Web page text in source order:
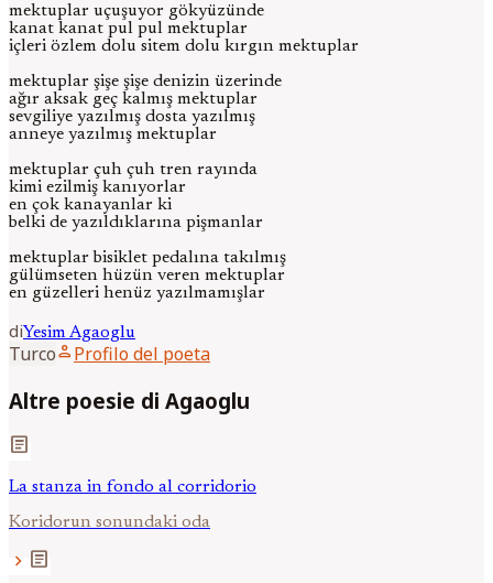
mektuplar uçuşuyor gökyüzünde
kanat kanat pul pul mektuplar
içleri özlem dolu sitem dolu kırgın mektuplar
mektuplar şişe şişe denizin üzerinde
ağır aksak geç kalmış mektuplar
sevgiliye yazılmış dosta yazılmış
anneye yazılmış mektuplar
mektuplar çuh çuh tren rayında
kimi ezilmiş kanıyorlar
en çok kanayanlar ki
belki de yazıldıklarına pişmanlar
mektuplar bisiklet pedalına takılmış
gülümseten hüzün veren mektuplar
en güzelleri henüz yazılmamışlar
diYesimAgaoglu
Turcoperson Profilo del poeta
Altre poesie di Agaoglu
article
La stanza in fondo al corridorio
Koridorun sonundaki oda
chevron_right article